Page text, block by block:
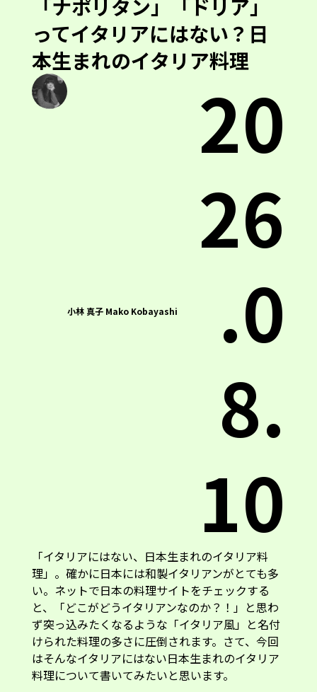
「ナポリタン」「ドリア」
ってイタリアにはない？日
本生まれのイタリア料理
小林 真子 Mako Kobayashi
20
26
.0
8.
10
「イタリアにはない、日本生まれのイタリア料
理」。確かに日本には和製イタリアンがとても多
い。ネットで日本の料理サイトをチェックする
と、「どこがどうイタリアンなのか？！」と思わ
ず突っ込みたくなるような「イタリア風」と名付
けられた料理の多さに圧倒されます。さて、今回
はそんなイタリアにはない日本生まれのイタリア
料理について書いてみたいと思います。